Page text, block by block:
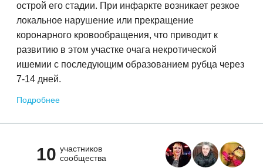
острой его стадии. При инфаркте возникает резкое
локальное нарушение или прекращение
коронарного кровообращения, что приводит к
развитию в этом участке очага некротической
ишемии c последующим образованием рубца через
7-14 дней.
Подробнее
10 участников
сообщества